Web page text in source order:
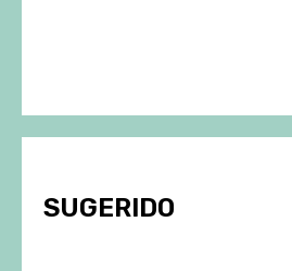
SUGERIDO